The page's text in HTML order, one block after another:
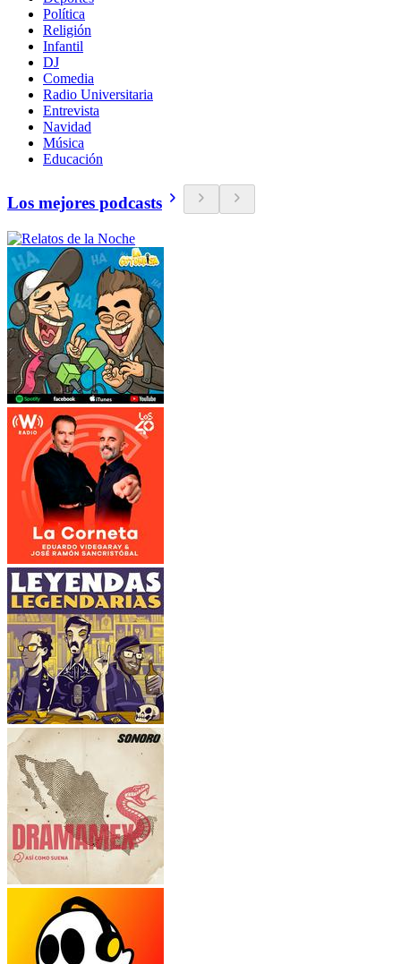
Política
Religión
Infantil
DJ
Comedia
Radio Universitaria
Entrevista
Navidad
Música
Educación
Los mejores podcasts